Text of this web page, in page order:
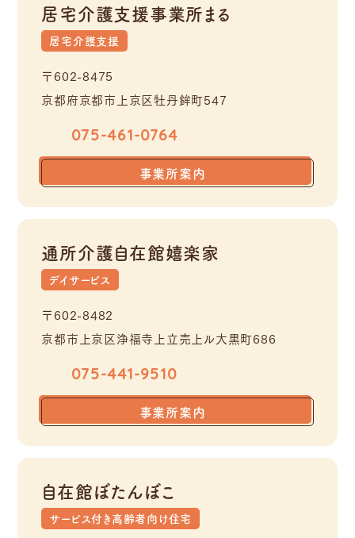
居宅介護支援事業所まる
居宅介護支援
〒602-8475
京都府京都市上京区牡丹鉾町547
075-461-0764
事業所案内
通所介護自在館嬉楽家
デイサービス
〒602-8482
京都市上京区浄福寺上立売上ル大黒町686
075-441-9510
事業所案内
自在館ぼたんぼこ
サービス付き高齢者向け住宅